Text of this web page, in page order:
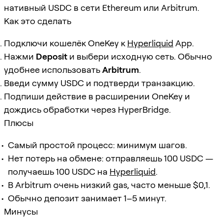
нативный USDC в сети Ethereum или Arbitrum.
Как это сделать
Подключи кошелёк OneKey к Hyperliquid App.
Нажми Deposit и выбери исходную сеть. Обычно
удобнее использоватьArbitrum.
Введи сумму USDC и подтверди транзакцию.
Подпиши действие в расширении OneKey и
дождись обработки через HyperBridge.
Плюсы
Самый простой процесс: минимум шагов.
Нет потерь на обмене: отправляешь 100 USDC —
получаешь 100 USDC на Hyperliquid.
В Arbitrum очень низкий gas, часто меньше $0,1.
Обычно депозит занимает 1–5 минут.
Минусы